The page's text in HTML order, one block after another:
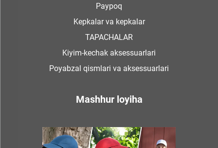
Paypoq
Kepkalar va kepkalar
TAPACHALAR
Kiyim-kechak aksessuarlari
Poyabzal qismlari va aksessuarlari
Mashhur loyiha